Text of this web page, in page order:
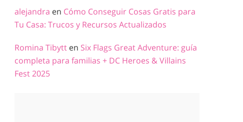
alejandra en Cómo Conseguir Cosas Gratis para
Tu Casa: Trucos y Recursos Actualizados
Romina Tibytt en Six Flags Great Adventure: guía
completa para familias + DC Heroes & Villains
Fest 2025